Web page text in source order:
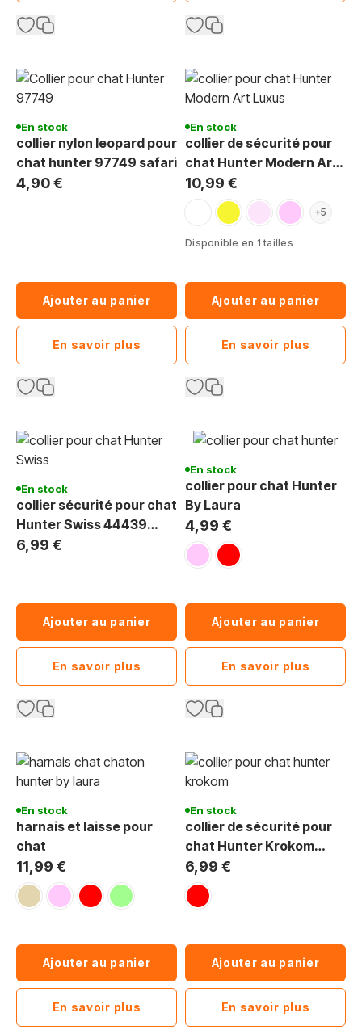
En stock
collier nylon leopard pour
chat hunter 97749 safari
4,90 €
Ajouter au panier
En savoir plus
En stock
collier de sécurité pour
chat Hunter Modern Art
Luxus
10,99 €
doré rose clair
rose +5
Disponible en 1 tailles
Ajouter au panier
En savoir plus
En stock
collier sécurité pour chat
Hunter Swiss 44439
rouge
6,99 €
Ajouter au panier
En savoir plus
En stock
collier pour chat Hunter
By Laura
4,99 €
rose rouge
Ajouter au panier
En savoir plus
En stock
harnais et laisse pour
chat
11,99 €
crèmerose rougevert clair
Ajouter au panier
En savoir plus
En stock
collier de sécurité pour
chat Hunter Krokom
fluorescent
6,99 €
rouge
Ajouter au panier
En savoir plus